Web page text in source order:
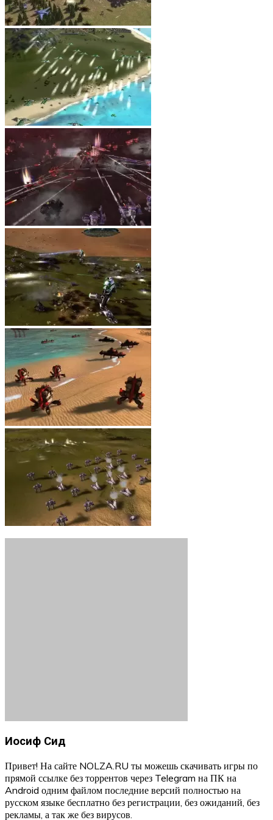
Иосиф Сид
Привет! На сайте NOLZA.RU ты можешь скачивать игры по
прямой ссылке без торрентов через Telegram на ПК на
Android одним файлом последние версий полностью на
русском языке бесплатно без регистрации, без ожиданий, без
рекламы, а так же без вирусов.